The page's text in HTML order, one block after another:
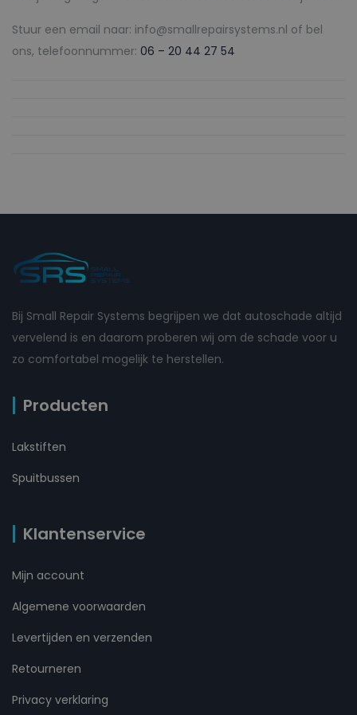
Stuur een email naar: info@smallrepairsystems.nl of bel
ons, telefoonnummer: 06 – 20 44 27 54
Bij Small Repair Systems begrijpen we dat autoschade altijd
vervelend is en daarom proberen wij om de schade voor u
zo comfortabel mogelijk te herstellen.
Producten
Lakstiften
Spuitbussen
Klantenservice
Mijn account
Algemene voorwaarden
Levertijden en verzenden
Retourneren
Privacy verklaring